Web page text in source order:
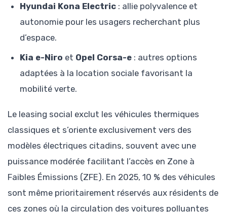
Hyundai Kona Electric : allie polyvalence et
autonomie pour les usagers recherchant plus
d’espace.
Kia e-Niro et Opel Corsa-e : autres options
adaptées à la location sociale favorisant la
mobilité verte.
Le leasing social exclut les véhicules thermiques
classiques et s’oriente exclusivement vers des
modèles électriques citadins, souvent avec une
puissance modérée facilitant l’accès en Zone à
Faibles Émissions (ZFE). En 2025, 10 % des véhicules
sont même prioritairement réservés aux résidents de
ces zones où la circulation des voitures polluantes